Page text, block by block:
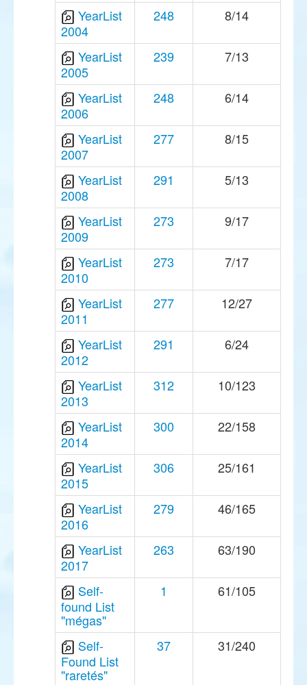
YearList
2004
248 8/14
YearList
2005
239 7/13
YearList
2006
248 6/14
YearList
2007
277 8/15
YearList
2008
291 5/13
YearList
2009
273 9/17
YearList
2010
273 7/17
YearList
2011
277 12/27
YearList
2012
291 6/24
YearList
2013
312 10/123
YearList
2014
300 22/158
YearList
2015
306 25/161
YearList
2016
279 46/165
YearList
2017
263 63/190
Self-
found List
"mégas"
1 61/105
Self-
Found List
"raretés"
37 31/240